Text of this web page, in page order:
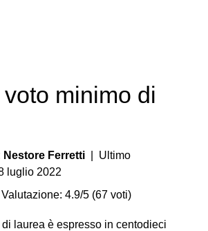
minimo di
Nestore Ferretti | Ultimo
luglio 2022
Valutazione: 4.9/5 (67 voti)
di laurea è espresso in centodieci